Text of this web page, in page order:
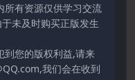
所有资源仅供学习交流
未及时购买正版发生
到您的版权利益,请来
我们会在收到